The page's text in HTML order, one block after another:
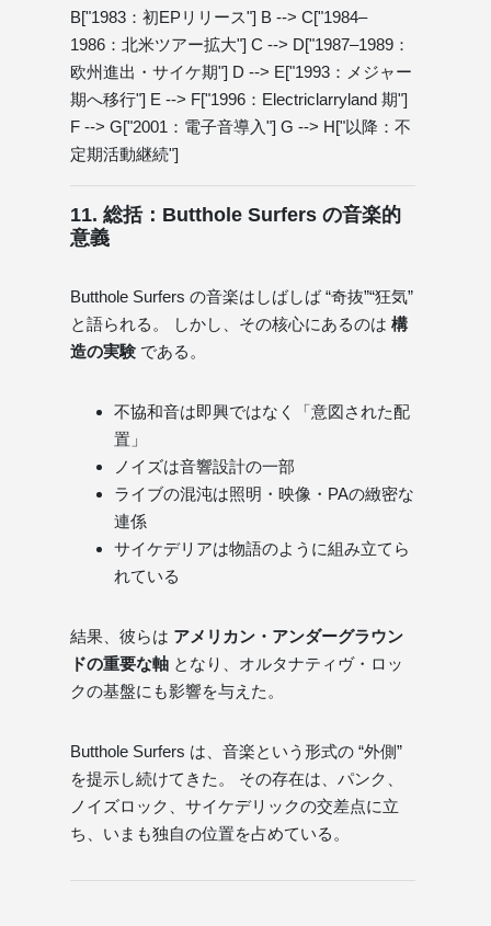
B["1983：初EPリリース"] B --> C["1984–
1986：北米ツアー拡大"] C --> D["1987–1989：
欧州進出・サイケ期"] D --> E["1993：メジャー
期へ移行"] E --> F["1996：Electriclarryland 期"]
F --> G["2001：電子音導入"] G --> H["以降：不
定期活動継続"]
11. 総括：Butthole Surfers の音楽的
意義
Butthole Surfers の音楽はしばしば “奇抜”“狂気”
と語られる。 しかし、その核心にあるのは 構
造の実験 である。
不協和音は即興ではなく「意図された配
置」
ノイズは音響設計の一部
ライブの混沌は照明・映像・PAの緻密な
連係
サイケデリアは物語のように組み立てら
れている
結果、彼らは アメリカン・アンダーグラウン
ドの重要な軸 となり、オルタナティヴ・ロッ
クの基盤にも影響を与えた。
Butthole Surfers は、音楽という形式の “外側”
を提示し続けてきた。 その存在は、パンク、
ノイズロック、サイケデリックの交差点に立
ち、いまも独自の位置を占めている。